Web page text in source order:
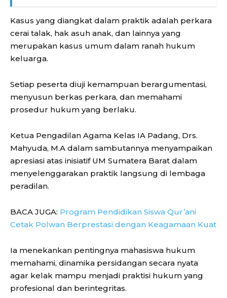
Kasus yang diangkat dalam praktik adalah perkara
cerai talak, hak asuh anak, dan lainnya yang
merupakan kasus umum dalam ranah hukum
keluarga.
Setiap peserta diuji kemampuan berargumentasi,
menyusun berkas perkara, dan memahami
prosedur hukum yang berlaku.
Ketua Pengadilan Agama Kelas IA Padang, Drs.
Mahyuda, M.A dalam sambutannya menyampaikan
apresiasi atas inisiatif UM Sumatera Barat dalam
menyelenggarakan praktik langsung di lembaga
peradilan.
BACA JUGA: Program Pendidikan Siswa Qur’ani
Cetak Polwan Berprestasi dengan Keagamaan Kuat
Ia menekankan pentingnya mahasiswa hukum
memahami, dinamika persidangan secara nyata
agar kelak mampu menjadi praktisi hukum yang
profesional dan berintegritas.